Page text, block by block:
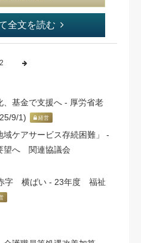
全文を読む
2
基金で支援へ - 厚労省老
9/1)
経営
域ケアサービス存続困難」 -
望へ 関連協議会
字 横ばい - 23年度 福祉